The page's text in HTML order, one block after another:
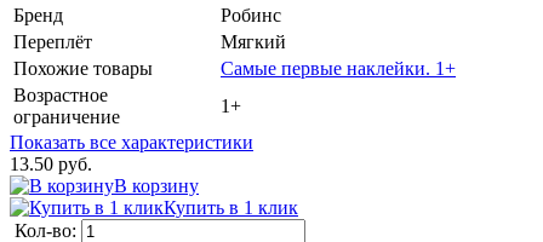
Бренд
Робинс
Переплёт
Мягкий
Похожие товары
Самые первые наклейки. 1+
Возрастное
ограничение
1+
Показать все характеристики
13.50 руб.
В корзину
Купить в 1 клик
Кол-во: